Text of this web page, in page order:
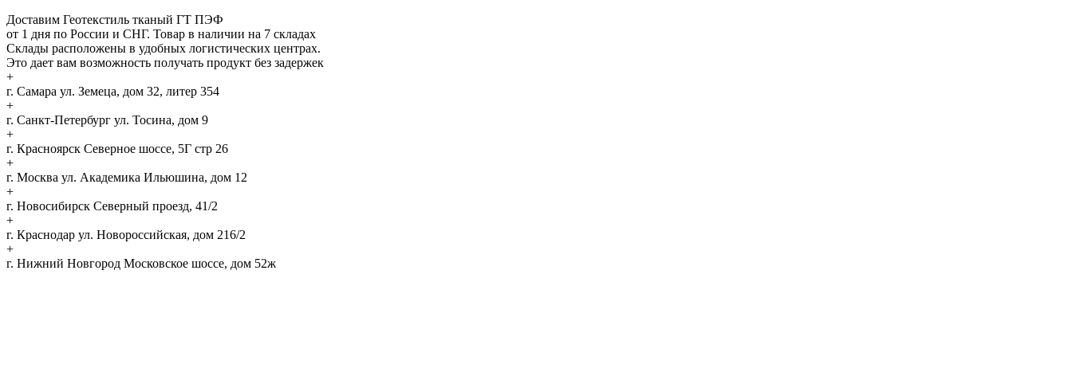
Доставим Геотекстиль тканый ГТ ПЭФ
от 1 дня по России и СНГ. Товар в наличии на 7 складах
Склады расположены в удобных логистических центрах.
Это дает вам возможность получать продукт без задержек
+
г. Самара ул. Земеца, дом 32, литер 354
+
г. Санкт-Петербург ул. Тосина, дом 9
+
г. Красноярск Северное шоссе, 5Г стр 26
+
г. Москва ул. Академика Ильюшина, дом 12
+
г. Новосибирск Северный проезд, 41/2
+
г. Краснодар ул. Новороссийская, дом 216/2
+
г. Нижний Новгород Московское шоссе, дом 52ж